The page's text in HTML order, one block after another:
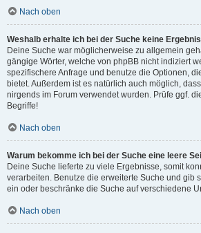
Nach oben
Weshalb erhalte ich bei der Suche keine
Deine Suche war möglicherweise zu allgemein
gängige Wörter, welche von phpBB nicht indiziert
spezifischere Anfrage und benutze die Optionen,
bietet. Außerdem ist es natürlich auch möglich,
nirgends im Forum verwendet wurden. Prüfe ggf.
Begriffe!
Nach oben
Warum bekomme ich bei der Suche eine leere
Deine Suche lieferte zu viele Ergebnisse, somit
verarbeiten. Benutze die erweiterte Suche und gib
ein oder beschränke die Suche auf verschiedene
Nach oben